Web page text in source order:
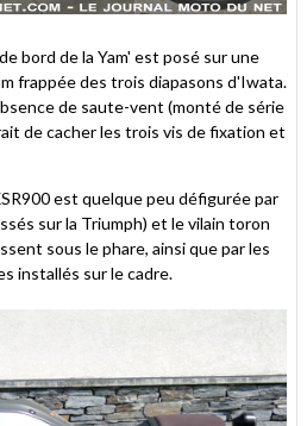
bord de la Yam' est posé sur une
frappée des trois diapasons d'Iwata.
de saute-vent (monté de série
de cacher les trois vis de fixation et
est quelque peu défigurée par
sur la Triumph) et le vilain toron
sous le phare, ainsi que par les
installés sur le cadre.